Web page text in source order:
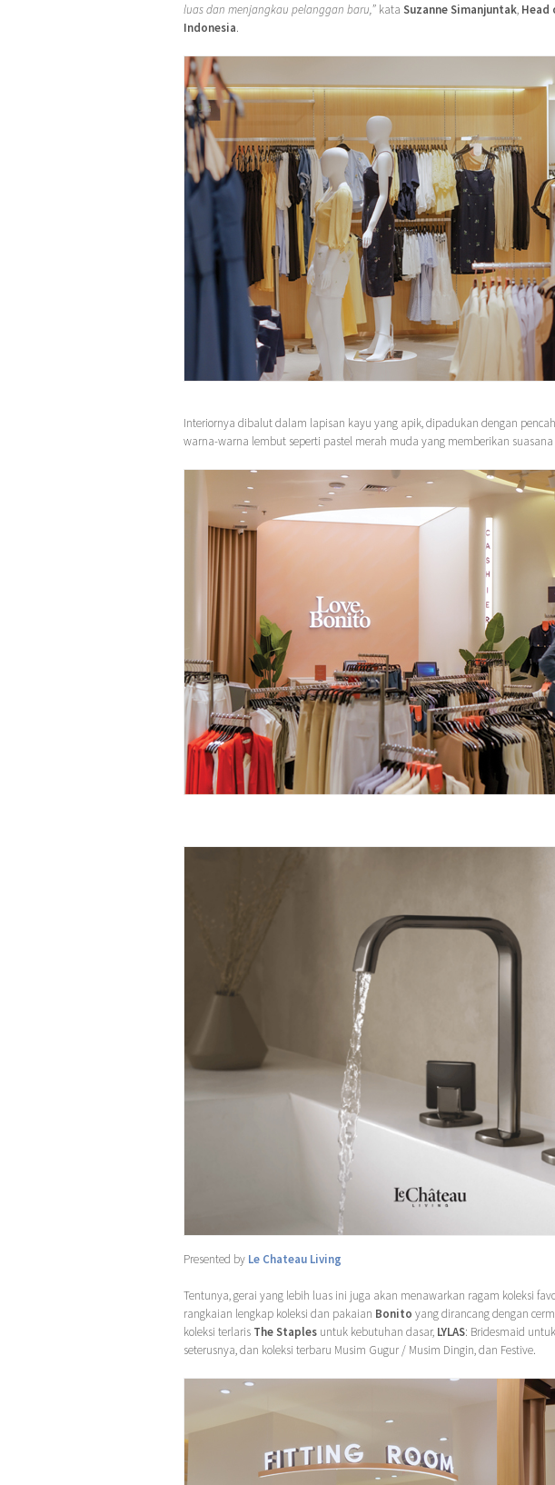
luas dan menjangkau pelanggan baru,” kata Suzanne Simanjuntak, Head
Indonesia.
Interiornya dibalut dalam lapisan kayu yang apik, dipadukan dengan
warna-warna lembut seperti pastel merah muda yang memberikan
Presented by Le Chateau Living
Tentunya, gerai yang lebih luas ini juga akan menawarkan ragam koleksi
rangkaian lengkap koleksi dan pakaian Bonito yang dirancang dengan
koleksi terlaris The Staples untuk kebutuhan dasar, LYLAS: Bridesmaid
seterusnya, dan koleksi terbaru Musim Gugur / Musim Dingin, dan Festive.